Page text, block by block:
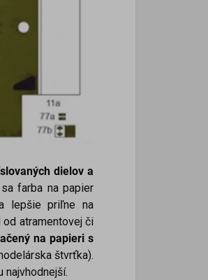
dielov a
farba na papier
lepšie priľne na
od atramentovej či
na papieri s
štvrťka).
najvhodnejší.